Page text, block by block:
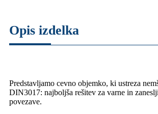
Opis izdelka
Predstavljamo cevno objemko, ki ustreza
DIN3017: najboljša rešitev za varne in
povezave.